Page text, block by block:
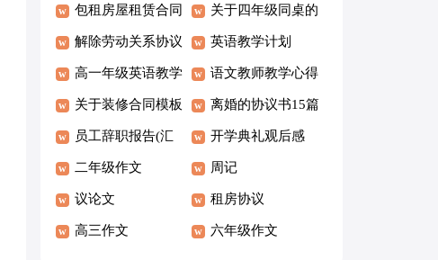
包租房屋租赁合同 关于四年级同桌的
作文六篇
解除劳动关系协议
书范文汇编10篇
英语教学计划
高一年级英语教学
计划
语文教师教学心得
体会
关于装修合同模板
锦集八篇
离婚的协议书15篇
员工辞职报告(汇
编15篇)
开学典礼观后感
二年级作文 周记
议论文 租房协议
高三作文 六年级作文